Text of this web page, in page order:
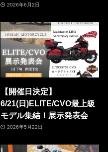
2026年6月2日
【開催日決定】
6/21(日)ELITE/CVO最上級
モデル集結！展示発表会
2026年5月22日